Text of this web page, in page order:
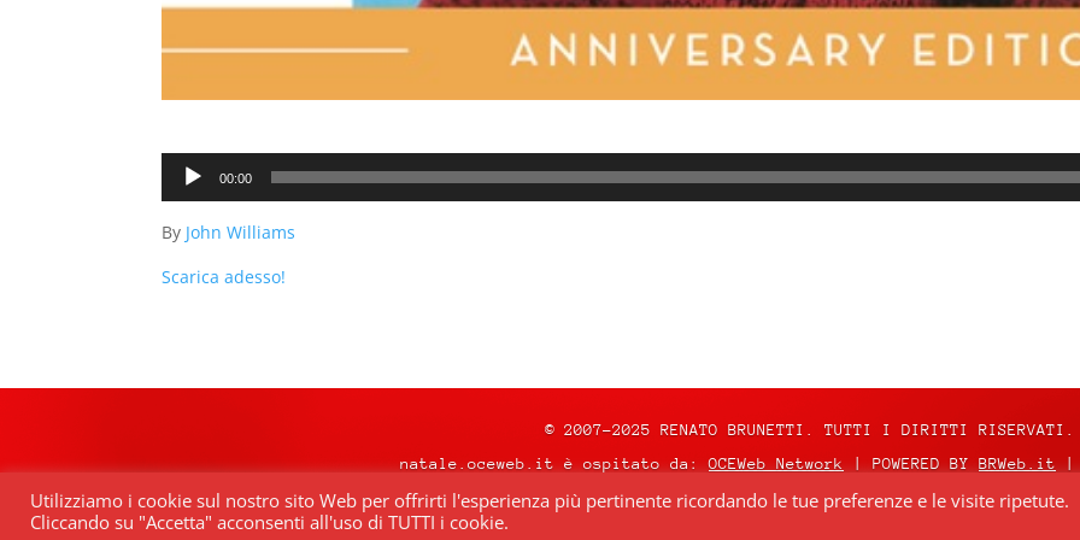
Audio
Player
00:00
By John Williams
Scarica adesso!
© 2007-2025 RENATO BRUNETTI. TUTTI I DIRITTI RISERVATI.
natale.oceweb.it è ospitato da:OCEWeb Network | POWERED BY BRWeb.it
Creative Commons Attribuzione – Non commerciale –
Utilizziamo i cookie sul nostro sito Web per offrirti l'esperienza più pertinente ricordando le tue preferenze e le visite ripetute.
Cliccando su "Accetta" acconsenti all'uso di TUTTI i cookie.